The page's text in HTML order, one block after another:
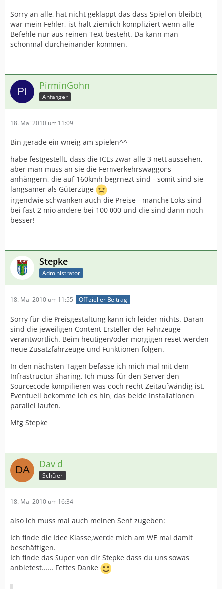
Sorry an alle, hat nicht geklappt das dass Spiel on bleibt:(
war mein Fehler, ist halt ziemlich kompliziert wenn alle
Befehle nur aus reinen Text besteht. Da kann man
schonmal durcheinander kommen.
PirminGohn
Anfänger
18. Mai 2010 um 11:09
Bin gerade ein wneig am spielen^^
habe festgestellt, dass die ICEs zwar alle 3 nett aussehen,
aber man muss an sie die Fernverkehrswaggons
anhängern, die auf 160kmh begrnezt sind - somit sind sie
langsamer als Güterzüge
irgendwie schwanken auch die Preise - manche Loks sind
bei fast 2 mio andere bei 100 000 und die sind dann noch
besser!
Stepke
Administrator
18. Mai 2010 um 11:55 Offizieller Beitrag
Sorry für die Preisgestaltung kann ich leider nichts. Daran
sind die jeweiligen Content Ersteller der Fahrzeuge
verantwortlich. Beim heutigen/oder morgigen reset werden
neue Zusatzfahrzeuge und Funktionen folgen.
In den nächsten Tagen befasse ich mich mal mit dem
Infrastructur Sharing. Ich muss für den Server den
Sourcecode kompilieren was doch recht Zeitaufwändig ist.
Eventuell bekomme ich es hin, das beide Installationen
parallel laufen.
Mfg Stepke
David
Schüler
18. Mai 2010 um 16:34
also ich muss mal auch meinen Senf zugeben:
Ich finde die Idee Klasse,werde mich am WE mal damit
beschäftigen.
Ich finde das Super von dir Stepke dass du uns sowas
anbietest...... Fettes Danke